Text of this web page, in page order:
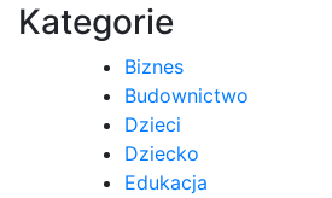
Kategorie
Biznes
Budownictwo
Dzieci
Dziecko
Edukacja